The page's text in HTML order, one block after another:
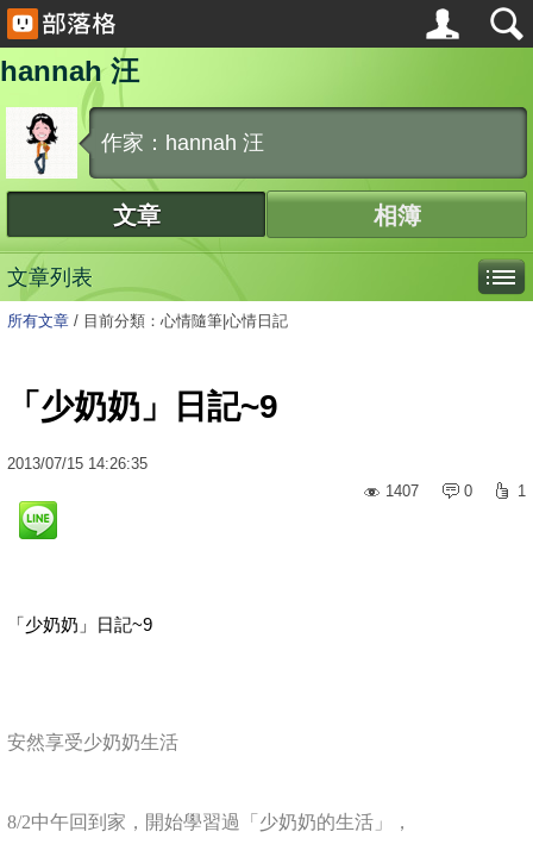
hannah 汪
作家：hannah 汪
文章 相簿
文章列表
所有文章 / 目前分類：心情隨筆|心情日記
「少奶奶」日記~9
2013/07/15 14:26:35
1407
0 1
「少奶奶」日記~9
安然享受少奶奶生活
8/2中午回到家，開始學習過「少奶奶的生活」，